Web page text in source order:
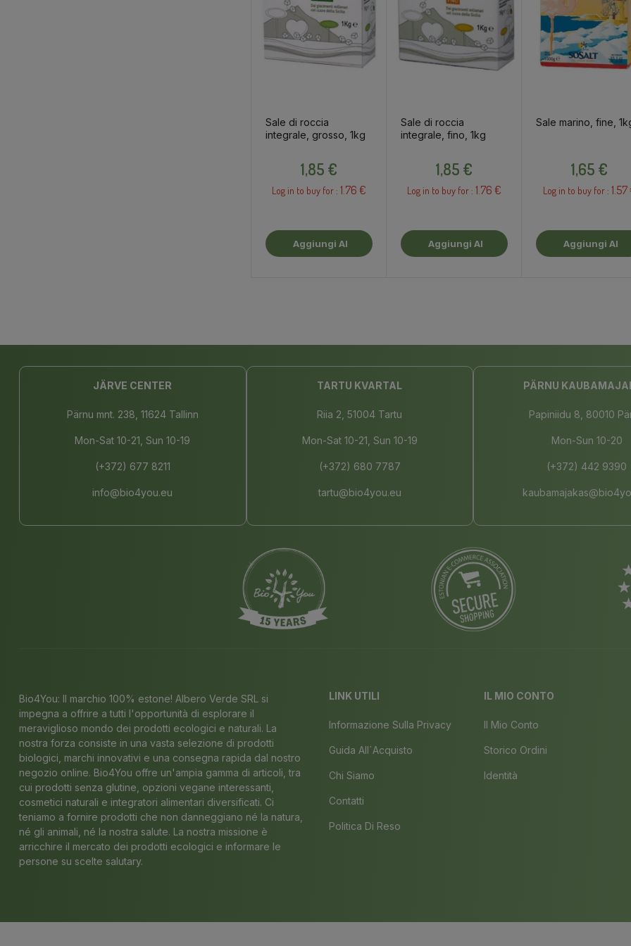
Sale di roccia
integrale, grosso, 1kg
1,85 €
Log in to buy for : 1.76 €
Sale di roccia
integrale, fino, 1kg
1,85 €
Log in to buy for : 1.76 €
Sale marino, fine,
1,65 €
Log in to buy for :
JÄRVE CENTER
Pärnu mnt. 238, 11624 Tallinn
Mon-Sat 10-21, Sun 10-19
(+372) 677 8211
info@bio4you.eu
TARTU KVARTAL
Riia 2, 51004 Tartu
Mon-Sat 10-21, Sun 10-19
(+372) 680 7787
tartu@bio4you.eu
PÄRNU
Papiniidu 8, 80010
Mon-Sun 10-20
(+372) 442 9390
Bio4You: Il marchio 100% estone! Albero Verde SRL si
impegna a offrire a tutti l'opportunità di esplorare il
meraviglioso mondo dei prodotti ecologici e naturali. La
nostra forza consiste in una vasta selezione di prodotti
biologici, marchi innovativi e una consegna rapida dal nostro
negozio online. Bio4You offre un'ampia gamma di articoli, tra
cui prodotti senza glutine, opzioni vegane interessanti,
cosmetici naturali e integratori alimentari diversificati. Ci
teniamo a fornire prodotti che non danneggiano né la natura,
né gli animali, né la nostra salute. La nostra missione è
arricchire il mercato dei prodotti ecologici e informare le
persone su scelte salutary.
LINK UTILI
Informazione Sulla Privacy
Guida All´acquisto
Chi Siamo
Contatti
Politica Di Reso
IL MIO CONTO
Il Mio Conto
Storico Ordini
Identità